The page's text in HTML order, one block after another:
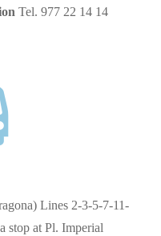
Tel. 977 22 14 14
Lines 2-3-5-7-11-
stop at Pl. Imperial